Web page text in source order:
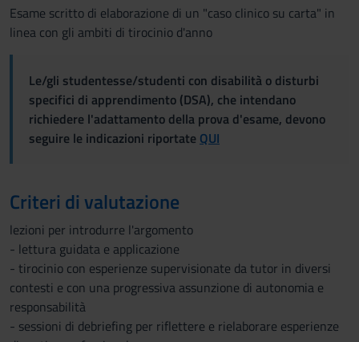
Esame scritto di elaborazione di un "caso clinico su carta" in
linea con gli ambiti di tirocinio d'anno
Le/gli studentesse/studenti con disabilità o disturbi
specifici di apprendimento (DSA), che intendano
richiedere l'adattamento della prova d'esame, devono
seguire le indicazioni riportate QUI
Criteri di valutazione
lezioni per introdurre l'argomento
- lettura guidata e applicazione
- tirocinio con esperienze supervisionate da tutor in diversi
contesti e con una progressiva assunzione di autonomia e
responsabilità
- sessioni di debriefing per riflettere e rielaborare esperienze